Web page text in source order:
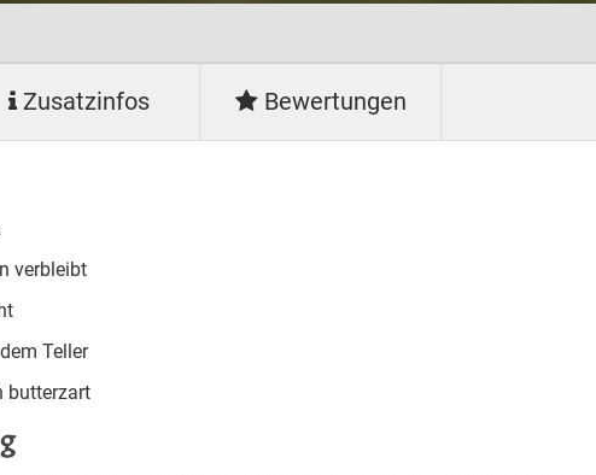
Zusatzinfos Bewertungen
verbleibt
Teller
butterzart